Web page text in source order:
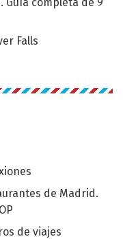
Falls
de Madrid.
de viajes